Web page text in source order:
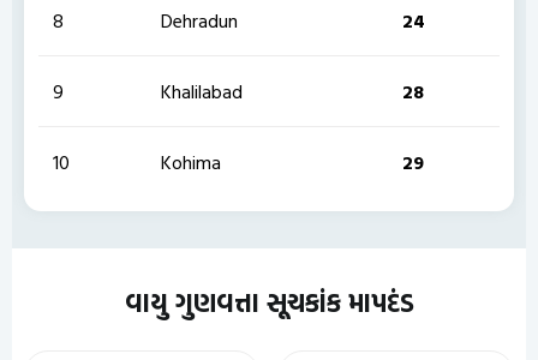
8 Dehradun 24
9 Khalilabad 28
10 Kohima 29
વાયુ ગુણવત્તા સૂચકાંક માપદંડ